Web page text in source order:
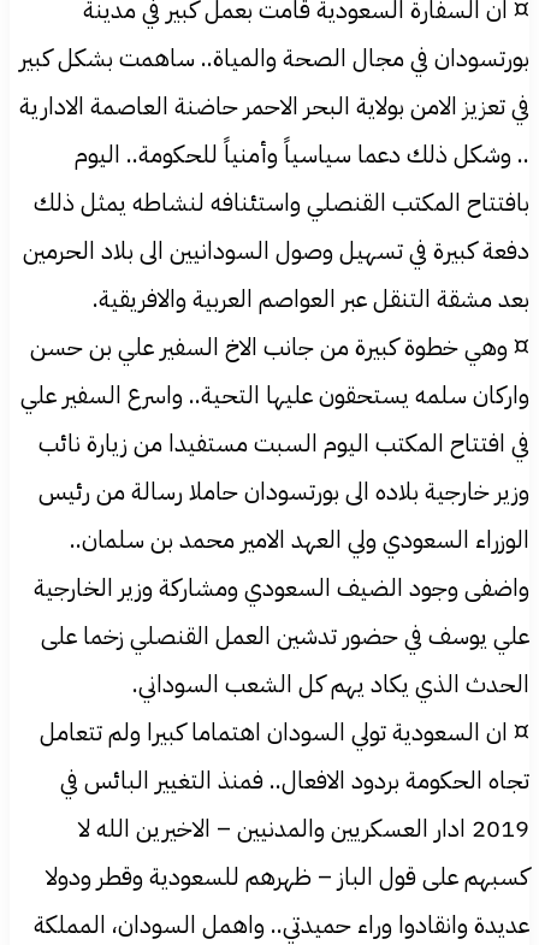
¤ ان السفارة السعودية قامت بعمل كبير في مدينة
بورتسودان في مجال الصحة والمياة.. ساهمت بشكل كبير
في تعزيز الامن بولاية البحر الاحمر حاضنة العاصمة الادارية
.. وشكل ذلك دعما سياسياً وأمنياً للحكومة.. اليوم
بافتتاح المكتب القنصلي واستئنافه لنشاطه يمثل ذلك
دفعة كبيرة في تسهيل وصول السودانيين الى بلاد الحرمين
بعد مشقة التنقل عبر العواصم العربية والافريقية.
¤ وهي خطوة كبيرة من جانب الاخ السفير علي بن حسن
واركان سلمه يستحقون عليها التحية.. واسرع السفير علي
في افتتاح المكتب اليوم السبت مستفيدا من زيارة نائب
وزير خارجية بلاده الى بورتسودان حاملا رسالة من رئيس
الوزراء السعودي ولي العهد الامير محمد بن سلمان..
واضفى وجود الضيف السعودي ومشاركة وزير الخارجية
علي يوسف في حضور تدشين العمل القنصلي زخما على
الحدث الذي يكاد يهم كل الشعب السوداني.
¤ ان السعودية تولي السودان اهتماما كبيرا ولم تتعامل
تجاه الحكومة بردود الافعال.. فمنذ التغيير البائس في
2019 ادار العسكريين والمدنيين – الاخيرين الله لا
كسبهم على قول الباز – ظهرهم للسعودية وقطر ودولا
عديدة وانقادوا وراء حميدتي.. واهمل السودان، المملكة